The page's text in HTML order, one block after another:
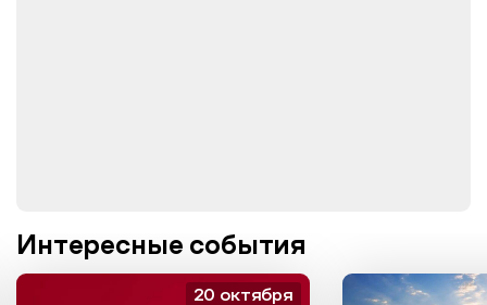
Интересные события
20 октября